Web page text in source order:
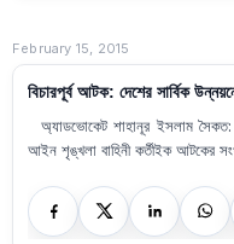
February 15, 2015
বিচারপূর্ব আটক: দেশের সার্বিক
অ্যাডভোকেট শাহানূর ইসলাম সৈকত:
আইন শৃঙ্খলা বাহিনী কর্তীইক আটকের